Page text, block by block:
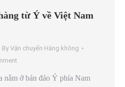
từ Ý về Việt Nam
By Vận chuyển Hàng không
nằm ở bán đảo Ý phía Nam